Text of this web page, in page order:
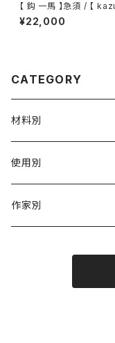
【 鈎 一馬 】急須 / 【 kazuma
magari 】teapot
¥22,000
CATEGORY
材料別
陶磁器
ガラス
使用別
茶壺 急须 土瓶
作家別